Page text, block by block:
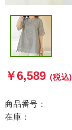
￥6,589 (税込)
商品番号：
在庫：